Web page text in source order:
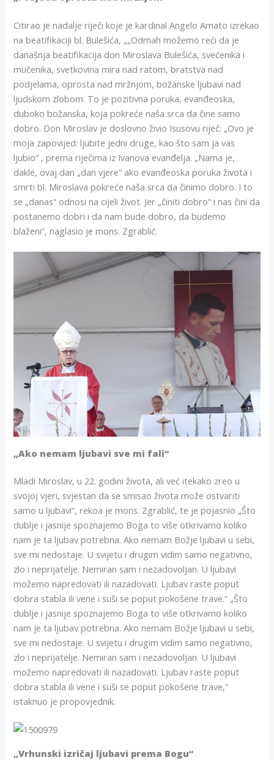
Citirao je nadalje riječi koje je kardinal Angelo Amato izrekao
na beatifikaciji bl. Bulešića, „„Odmah možemo reći da je
današnja beatifikacija don Miroslava Bulešića, svećenika i
mučenika, svetkovina mira nad ratom, bratstva nad
podjelama, oprosta nad mržnjom, božanske ljubavi nad
ljudskom zlobom. To je pozitivna poruka, evanđeoska,
duboko božanska, koja pokreće naša srca da čine samo
dobro. Don Miroslav je doslovno živio Isusovu riječ: „Ovo je
moja zapovijed: ljubite jedni druge, kao što sam ja vas
ljubio“ , prema riječima iz Ivanova evanđelja. „Nama je,
dakle, ovaj dan „dan vjere“ ako evanđeoska poruka života i
smrti bl. Miroslava pokreće naša srca da činimo dobro. I to
se „danas“ odnosi na cijeli život. Jer „činiti dobro“ i nas čini da
postanemo dobri i da nam bude dobro, da budemo
blaženi“, naglasio je mons. Zgrablić.
„Ako nemam ljubavi sve mi fali“
Mladi Miroslav, u 22. godini života, ali već itekako zreo u
svojoj vjeri, svjestan da se smisao života može ostvariti
samo u ljubavi“, rekoa je mons. Zgrablić, te je pojasnio „Što
dublje i jasnije spoznajemo Boga to više otkrivamo koliko
nam je ta ljubav potrebna. Ako nemam Božje ljubavi u sebi,
sve mi nedostaje. U svijetu i drugim vidim samo negativno,
zlo i neprijatelje. Nemiran sam i nezadovoljan. U ljubavi
možemo napredovati ili nazadovati. Ljubav raste poput
dobra stabla ili vene i suši se poput pokošene trave.“ „Što
dublje i jasnije spoznajemo Boga to više otkrivamo koliko
nam je ta ljubav potrebna. Ako nemam Božje ljubavi u sebi,
sve mi nedostaje. U svijetu i drugim vidim samo negativno,
zlo i neprijatelje. Nemiran sam i nezadovoljan. U ljubavi
možemo napredovati ili nazadovati. Ljubav raste poput
dobra stabla ili vene i suši se poput pokošene trave,“
istaknuo je propovjednik.
„Vrhunski izričaj ljubavi prema Bogu“